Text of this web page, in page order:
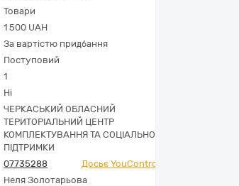
Товари
1 500 UAH
За вартістю придбання
Поступовий
1
Ні
ЧЕРКАСЬКИЙ ОБЛАСНИЙ
ТЕРИТОРІАЛЬНИЙ ЦЕНТР
КОМПЛЕКТУВАННЯ ТА СОЦІАЛЬНОЇ
ПІДТРИМКИ
07735288
Досьє YouControl
Неля Золотарьова